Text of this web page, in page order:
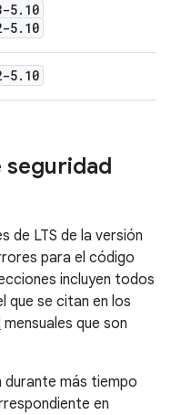
5. 10
5. 10
5. 10
seguridad
de LTS de la versión
para el código
incluyen todos
que se citan en los
mensuales que son
durante más tiempo
en